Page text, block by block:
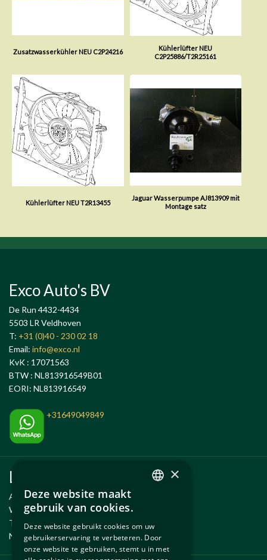
Zusatzwasserkühler NEU C2P24216
Kühlerlüfter NEU
C2P25886/T2R25161
Kühlerlüfter NEU T2R13455
Jaguar Wasserpumpe AJ813909 mit
Montage satz
Exco Auto's BV
De Run 4432-4434
5503 LR Veldhoven
T: +31 (0)40 - 230 02 18
Email: info@exco.nl
KvK : 17071563
BTW : NL813916549B01
EORI: NL813916549
+31649049849
Links
Anlässe
Wartung und Reparatur
Temporäre Fahrzeug
Neue und gebrauchte erzsatzteile
×
Deze website maakt
gebruik van cookies.
Deze website gebruikt cookies om uw
gebruikerservaring te verbeteren. Door
onze website te gebruiken, stemt u in met